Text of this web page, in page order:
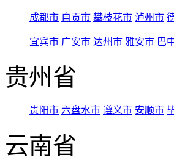
成都市 自贡市 攀枝花市 泸州市
宜宾市 广安市 达州市 雅安市 巴
贵州省
贵阳市 六盘水市 遵义市 安顺市
云南省